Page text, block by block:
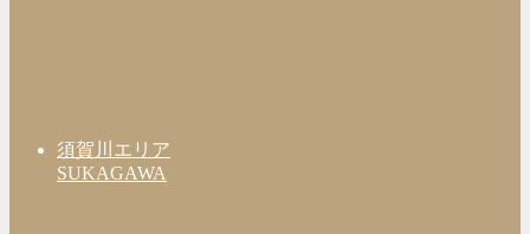
須賀川エリア
SUKAGAWA